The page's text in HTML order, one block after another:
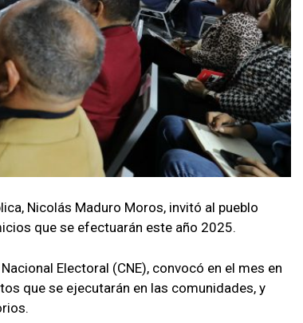
Nicolás Maduro Moros, invitó al pueblo
que se efectuarán este año 2025.
Electoral (CNE), convocó en el mes en
que se ejecutarán en las comunidades, y